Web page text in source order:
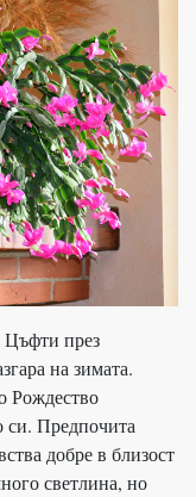
Цъфти през
на зимата.
Рождество
си. Предпочита
добре в близост
светлина, но